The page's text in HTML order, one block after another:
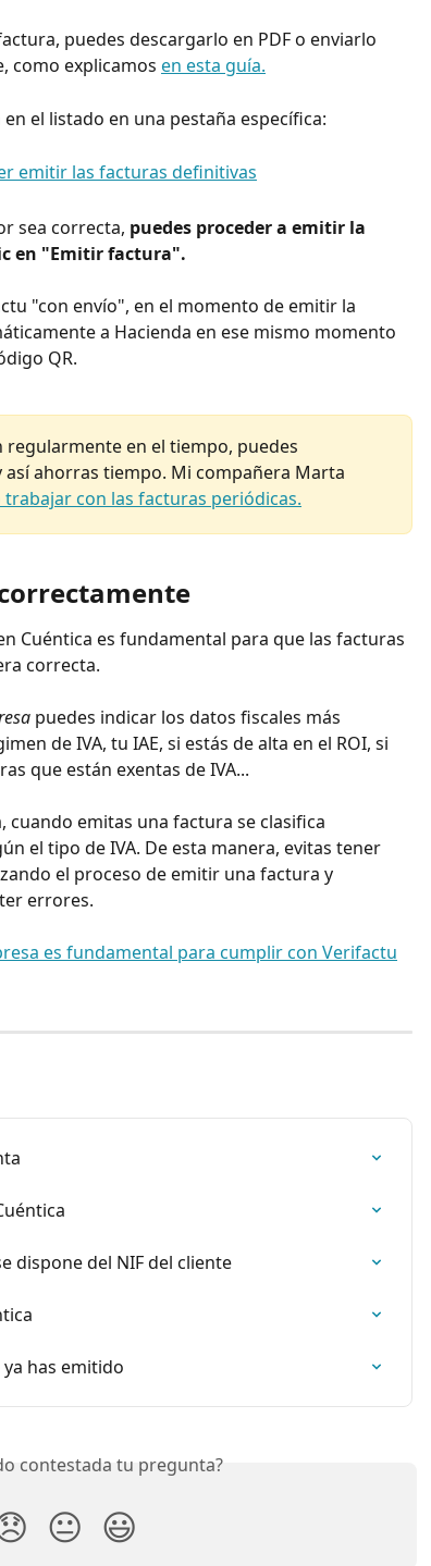
puedes descargarlo en PDF o enviarlo
como explicamos en esta guía.
el listado en una pestaña específica:
sea correcta, puedes proceder a emitir la
en "Emitir factura".
"con envío", en el momento de emitir la
a Hacienda en ese mismo momento
QR.
en el tiempo, puedes
ahorras tiempo. Mi compañera Marta
trabajar con las facturas periódicas.
Cuéntica es fundamental para que las facturas
correcta.
puedes indicar los datos fiscales más
de IVA, tu IAE, si estás de alta en el ROI, si
que están exentas de IVA...
emitas una factura se clasifica
el tipo de IVA. De esta manera, evitas tener
el proceso de emitir una factura y
errores.
dispone del NIF del cliente
has emitido
contestada tu pregunta?
😐 😃